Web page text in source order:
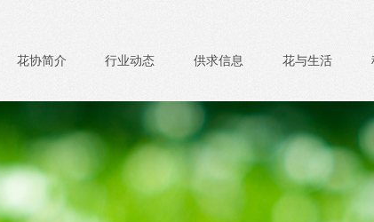
花协简介 行业动态 供求信息 花与生活